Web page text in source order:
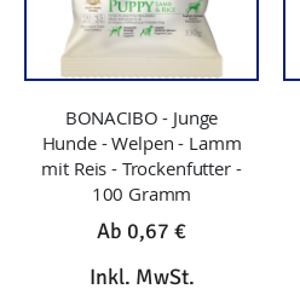
BONACIBO - Junge
Hunde - Welpen - Lamm
mit Reis - Trockenfutter -
100 Gramm
Ab 0,67 €
Inkl. MwSt.